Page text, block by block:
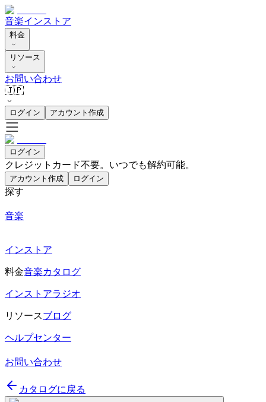
音楽インストア
料金
リソース
お問い合わせ
🇯🇵
ログイン アカウント作成
ログイン
クレジットカード不要。いつでも解約可能。
アカウント作成 ログイン
探す
音楽
インストア
料金音楽カタログ
インストアラジオ
リソースブログ
ヘルプセンター
お問い合わせ
カタログに戻る